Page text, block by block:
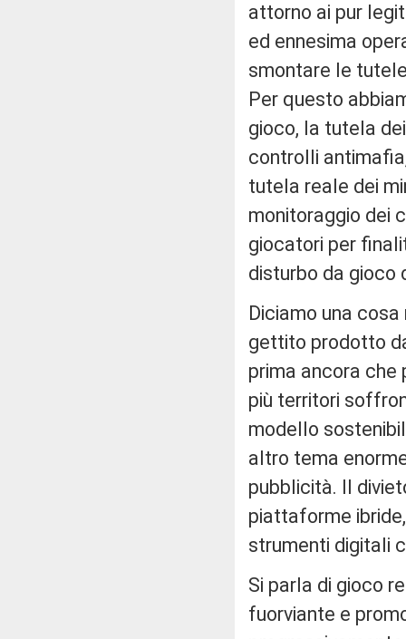
attorno ai pur
ed ennesima
smontare le
Per questo
gioco, la tutela
controlli
tutela reale dei
monitoraggio dei
giocatori per
disturbo da gioco
Diciamo una
gettito prodotto
prima ancora che
più territori
modello
altro tema
pubblicità. Il
piattaforme
strumenti digitali
Si parla di gioco
fuorviante e